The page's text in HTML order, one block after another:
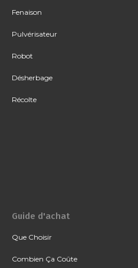
Fenaison
Pulvérisateur
Robot
Désherbage
Récolte
Guide d'achat
Que Choisir
Combien Ça Coûte